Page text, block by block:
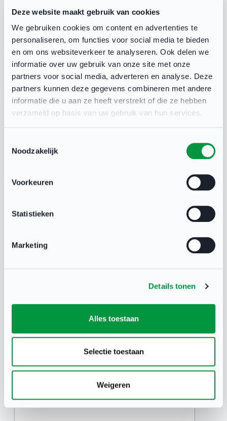
Deze website maakt gebruik van cookies
We gebruiken cookies om content en advertenties te
personaliseren, om functies voor social media te bieden
en om ons websiteverkeer te analyseren. Ook delen we
informatie over uw gebruik van onze site met onze
partners voor social media, adverteren en analyse. Deze
partners kunnen deze gegevens combineren met andere
informatie die u aan ze heeft verstrekt of die ze hebben
verzameld op basis van uw gebruik van hun services.
Noodzakelijk
Voorkeuren
Statistieken
Marketing
Details tonen
Alles toestaan
Selectie toestaan
Weigeren
Leeftijd
Naam contactpersoon noodgevallen
Ik meld mij aan voor:
Groep 2-5 km
Bijv. over de gezondheid wat u wilt delen.